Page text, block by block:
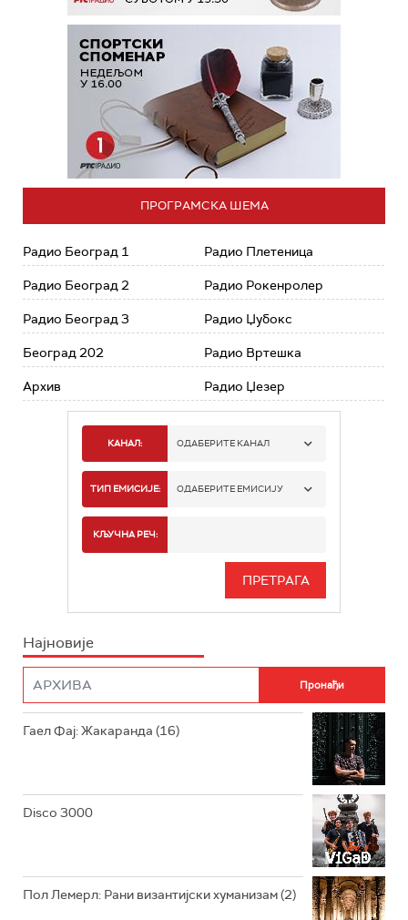
ПРОГРАМСКА ШЕМА
Радио Београд 1
Радио Београд 2
Радио Београд 3
Београд 202
Архив
Радио Плетеница
Радио Рокенролер
Радио Џубокс
Радио Вртешка
Радио Џезер
КАНАЛ: ОДАБЕРИТЕ КАНАЛ
РАДИО БЕОГРАД 1
РАДИО БЕОГРАД 3
РАДИО РОКЕНРОЛЕР
РАДИО ЏЕЗЕР
ТИП ЕМИСИЈЕ: ОДАБЕРИТЕ ЕМИСИЈУ
ИНФО
КЉУЧНА РЕЧ:
Најновије
Гаел Фај: Жакаранда (16)
Disco 3000
Пол Лемерл: Рани византијски хуманизам (2)